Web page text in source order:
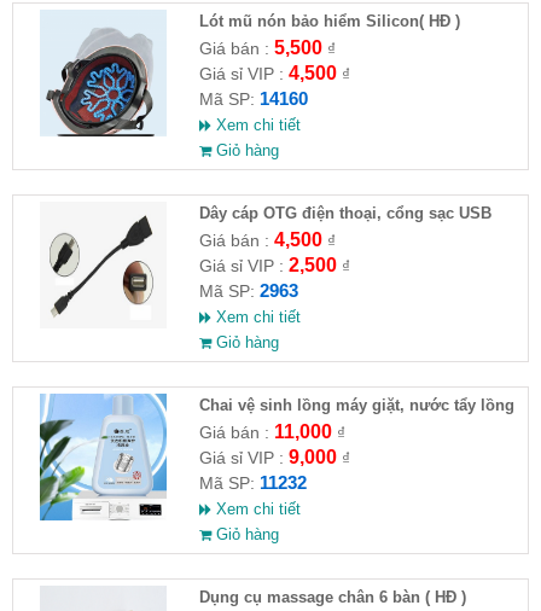
Lót mũ nón bảo hiểm Silicon( HĐ )
Giá bán : 5,500₫
Giá sỉ VIP : 4,500₫
Mã SP: 14160
Xem chi tiết
Giỏ hàng
Dây cáp OTG điện thoại, cổng sạc USB
Giá bán : 4,500₫
Giá sỉ VIP : 2,500₫
Mã SP: 2963
Xem chi tiết
Giỏ hàng
Chai vệ sinh lồng máy giặt, nước tẩy lồng
máy giặt CLEANING FLUID
Giá bán : 11,000₫
Giá sỉ VIP : 9,000₫
Mã SP: 11232
Xem chi tiết
Giỏ hàng
Dụng cụ massage chân 6 bàn ( HĐ )